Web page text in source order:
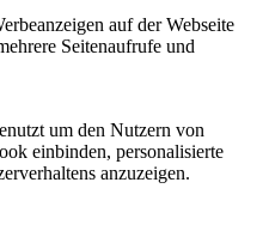
auf der Webseite
Seitenaufrufe und
um den Nutzern von
einbinden, personalisierte
anzuzeigen.